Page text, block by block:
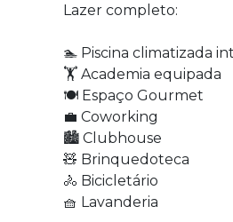
Lazer completo:
🏊 Piscina climatizada
🏋️ Academia equipada
🍽️ Espaço Gourmet
💼 Coworking
🏙️ Clubhouse
🧸 Brinquedoteca
🚴 Bicicletário
🧺 Lavanderia